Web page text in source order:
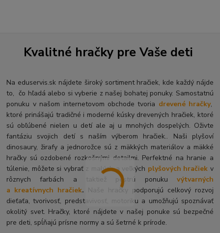
Kvalitné hračky pre Vaše deti
Na eduservis.sk nájdete široký sortiment hračiek, kde každý nájde
to, čo hľadá alebo si vyberie z našej bohatej ponuky. Samostatnú
ponuku v našom internetovom obchode tvoria drevené hračky,
ktoré prinášajú tradičné i moderné kúsky drevených hračiek, ktoré
sú obľúbené nielen u detí ale aj u mnohých dospelých. Oživte
fantáziu svojich detí s naším výberom hračiek.. Naši plyšoví
dinosaury, žirafy a jednorožce sú z mäkkých materiálov a mäkké
hračky sú ozdobené rozkošnými detailmi. Perfektné na hranie a
túlenie, môžete si vybrať z malých a veľkých plyšových hračiek v
rôznych farbách a taktiež pestrú ponuku výtvarných
a kreatívnych hračiek.
Naše hračky podporujú celkový rozvoj
dieťaťa, tvorivosť, predstavivosť, motoriku a umožňujú spoznávať
okolitý svet. Hračky, ktoré nájdete v našej ponuke sú bezpečné
pre deti, spĺňajú prísne normy a sú šetrné k prírode.